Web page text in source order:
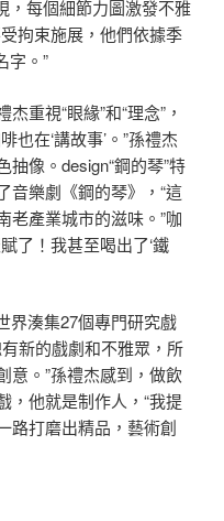
，每個細節力圖激發不雅
拘束施展，他們依據季
字。”
重視“眼緣”和“理念”，
也在‘講故事’。”孫禮杰
像。design“鋼的琴”特
音樂劇《鋼的琴》，“這
老產業城市的滋味。”咖
了！我甚至喝出了‘鐵
界湊集27個專門研究戲
新的戲劇和不雅眾，所
意。”孫禮杰感到，做飲
，他就是制作人，“我提
路打磨出精品，藝術創